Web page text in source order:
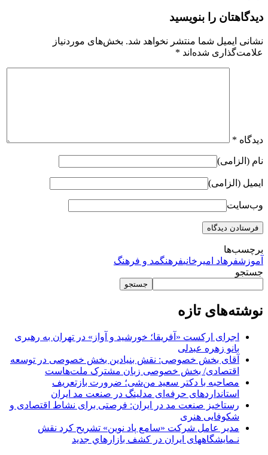
دیدگاهتان را بنویسید
نشانی ایمیل شما منتشر نخواهد شد. بخش‌های موردنیاز
علامت‌گذاری شده‌اند *
دیدگاه *
نام (الزامی)
ایمیل (الزامی)
وب‌سایت
برچسب‌ها
آموزشفرهاد امیرخانیفرهنگمد و فرهنگ
جستجو
جستجو
نوشته‌های تازه
اجرای ارکست «آفریقا؛ خورشید و آواز» در تهران به رهبری
بانو زهره عبدلی
آقای بخش خصوصی: نقش بنیادین بخش خصوصی در توسعه
اقتصادی/ بخش خصوصی زبان مشترک ملت‌هاست
مصاحبه با دکتر سعید من‌شی؛ ضرورت بازتعریف
استانداردهای حرفه‌ای مدلینگ در صنعت مد ایران
رستاخیز صنعت مد در ایران: فرصتی برای نشاط اقتصادی و
شکوفایی هنری
مدير عامل شرکت «سامع پاد نوين» تشريح کرد نقش
نـمايشگاههای ایران در کشف بازارهاي جديد